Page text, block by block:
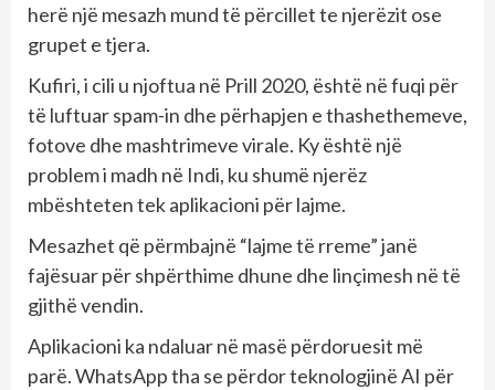
herë një mesazh mund të përcillet te njerëzit ose
grupet e tjera.
Kufiri, i cili u njoftua në Prill 2020, është në fuqi për
të luftuar spam-in dhe përhapjen e thashethemeve,
fotove dhe mashtrimeve virale. Ky është një
problem i madh në Indi, ku shumë njerëz
mbështeten tek aplikacioni për lajme.
Mesazhet që përmbajnë “lajme të rreme” janë
fajësuar për shpërthime dhune dhe linçimesh në të
gjithë vendin.
Aplikacioni ka ndaluar në masë përdoruesit më
parë. WhatsApp tha se përdor teknologjinë AI për